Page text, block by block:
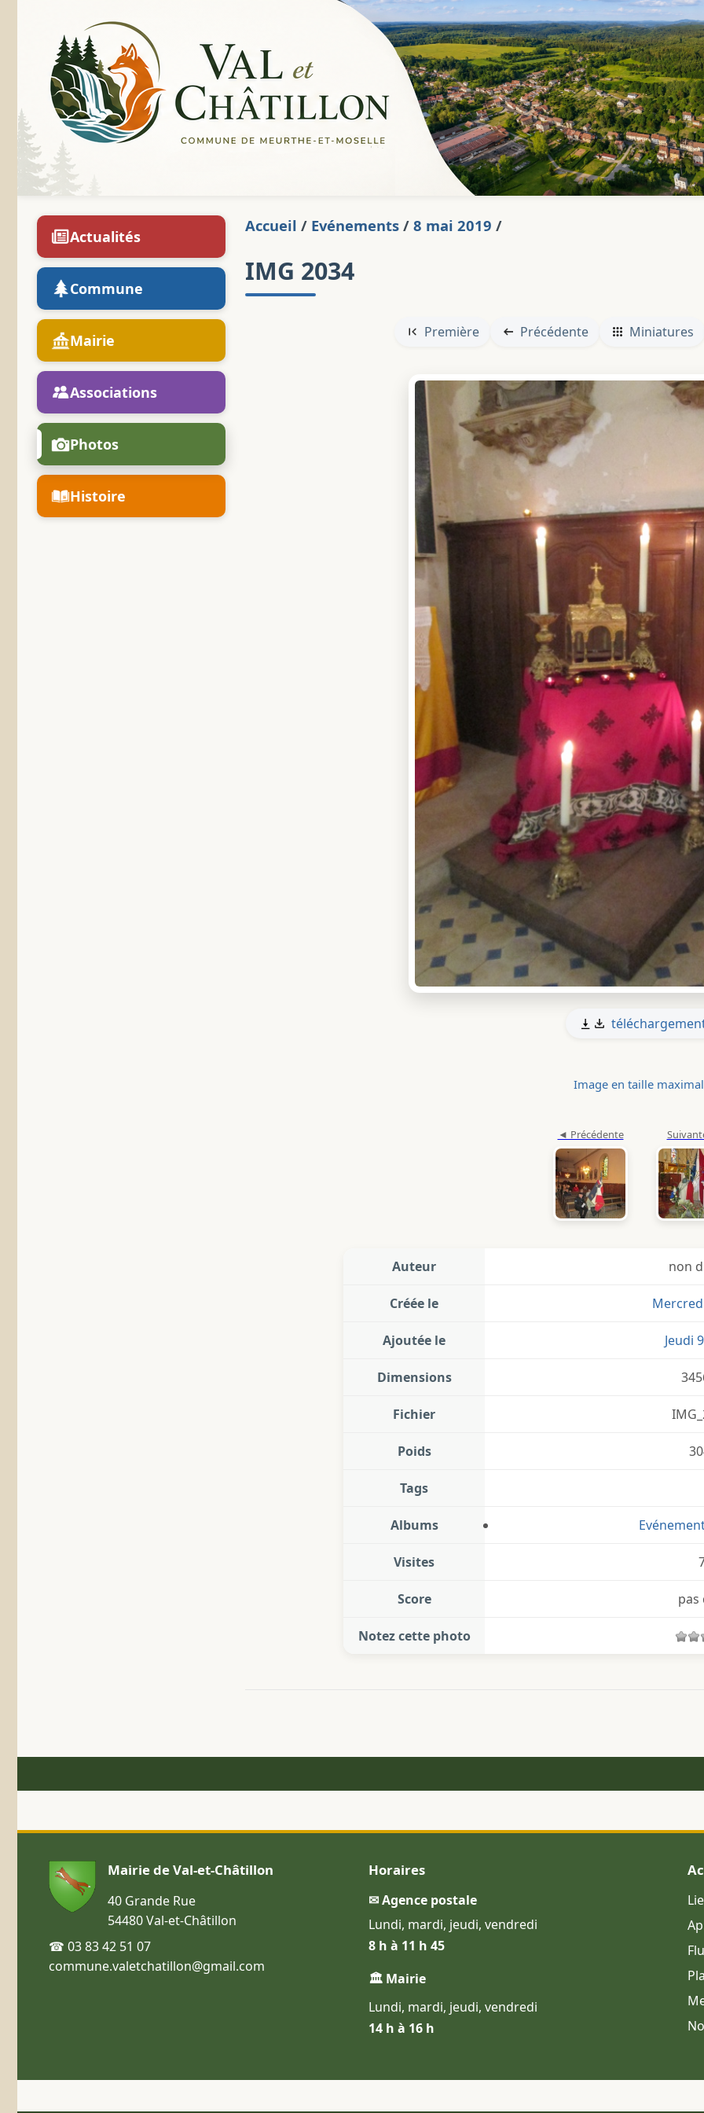
Actualités
Commune
Mairie
Associations
Photos
Histoire
Accueil / Evénements / 8 mai 2019 /
IMG 2034
Première Précédente Miniatures
Image en taille
Auteur non
Créée le
Ajoutée le Jeudi
Dimensions
Fichier
Poids
Tags
Albums
Visites
Score pas
Notez cette photo
Mairie de Val-et-Châtillon
40 Grande Rue
54480 Val-et-Châtillon
☎ 03 83 42 51 07
commune.valetchatillon@gmail.com
Horaires
✉ Agence postale
Lundi, mardi, jeudi, vendredi
8 h à 11 h 45
🏛 Mairie
Lundi, mardi, jeudi, vendredi
14 h à 16 h